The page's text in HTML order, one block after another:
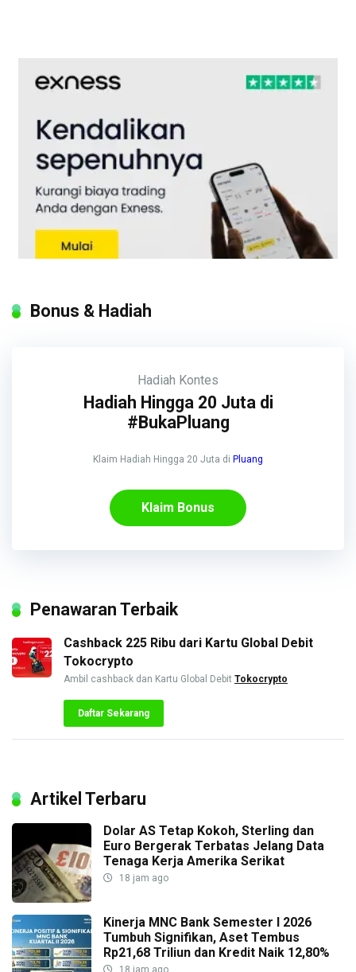
Bonus & Hadiah
Hadiah Kontes
Hadiah Hingga 20 Juta di
#BukaPluang
Klaim Hadiah Hingga 20 Juta di Pluang
Klaim Bonus
Penawaran Terbaik
Cashback 225 Ribu dari Kartu Global Debit
Tokocrypto
Ambil cashback dan Kartu Global Debit Tokocrypto
Daftar Sekarang
Artikel Terbaru
Dolar AS Tetap Kokoh, Sterling dan
Euro Bergerak Terbatas Jelang Data
Tenaga Kerja Amerika Serikat
18 jam ago
Kinerja MNC Bank Semester I 2026
Tumbuh Signifikan, Aset Tembus
Rp21,68 Triliun dan Kredit Naik 12,80%